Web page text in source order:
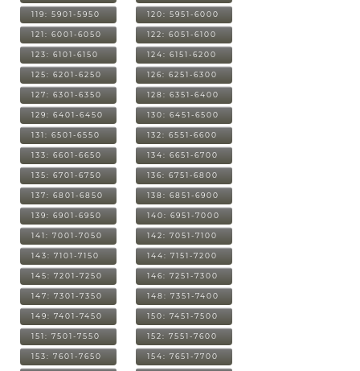
119: 5901-5950 120: 5951-6000
121: 6001-6050 122: 6051-6100
123: 6101-6150 124: 6151-6200
125: 6201-6250 126: 6251-6300
127: 6301-6350 128: 6351-6400
129: 6401-6450 130: 6451-6500
131: 6501-6550 132: 6551-6600
133: 6601-6650 134: 6651-6700
135: 6701-6750 136: 6751-6800
137: 6801-6850 138: 6851-6900
139: 6901-6950 140: 6951-7000
141: 7001-7050 142: 7051-7100
143: 7101-7150 144: 7151-7200
145: 7201-7250 146: 7251-7300
147: 7301-7350 148: 7351-7400
149: 7401-7450 150: 7451-7500
151: 7501-7550 152: 7551-7600
153: 7601-7650 154: 7651-7700